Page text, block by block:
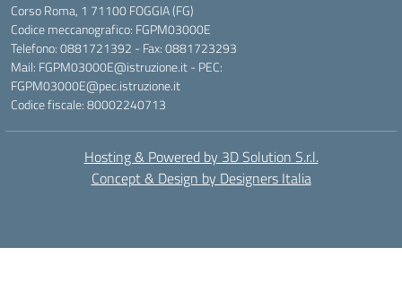
Corso Roma, 1 71100 FOGGIA (FG)
Codice meccanografico: FGPM03000E
Telefono: 0881721392 - Fax: 0881723293
Mail: FGPM03000E@istruzione.it - PEC:
FGPM03000E@pec.istruzione.it
Codice fiscale: 80002240713
Hosting & Powered by 3D Solution S.r.l.
Concept & Design by Designers Italia